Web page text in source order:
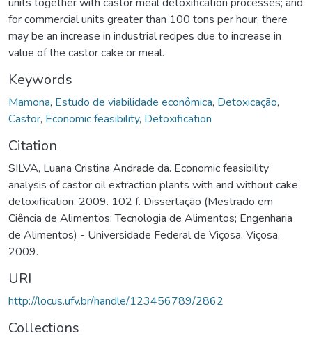
for commercial units greater than 100 tons per hour, there
may be an increase in industrial recipes due to increase in
value of the castor cake or meal.
Keywords
Mamona, Estudo de viabilidade econômica, Detoxicação,
Castor, Economic feasibility, Detoxification
Citation
SILVA, Luana Cristina Andrade da. Economic feasibility
analysis of castor oil extraction plants with and without cake
detoxification. 2009. 102 f. Dissertação (Mestrado em
Ciência de Alimentos; Tecnologia de Alimentos; Engenharia
de Alimentos) - Universidade Federal de Viçosa, Viçosa,
2009.
URI
http://locus.ufv.br/handle/123456789/2862
Collections